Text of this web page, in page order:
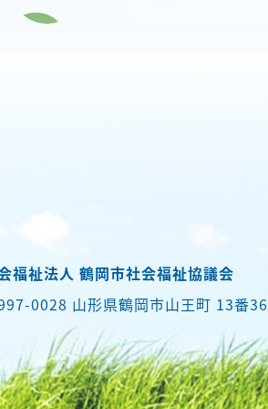
福祉法人 鶴岡市社会福祉協議会
0028 山形県鶴岡市山王町 13番36